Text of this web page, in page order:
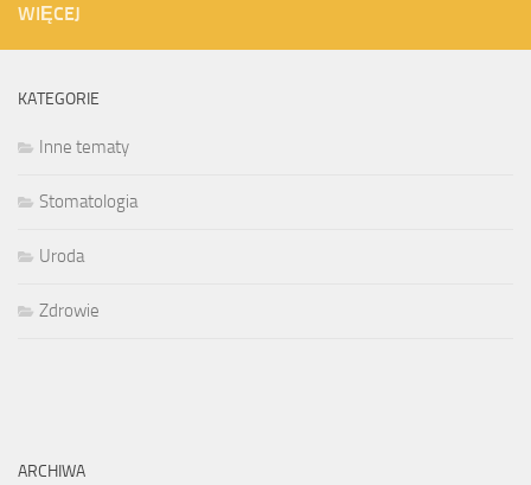
WIĘCEJ
KATEGORIE
Inne tematy
Stomatologia
Uroda
Zdrowie
ARCHIWA